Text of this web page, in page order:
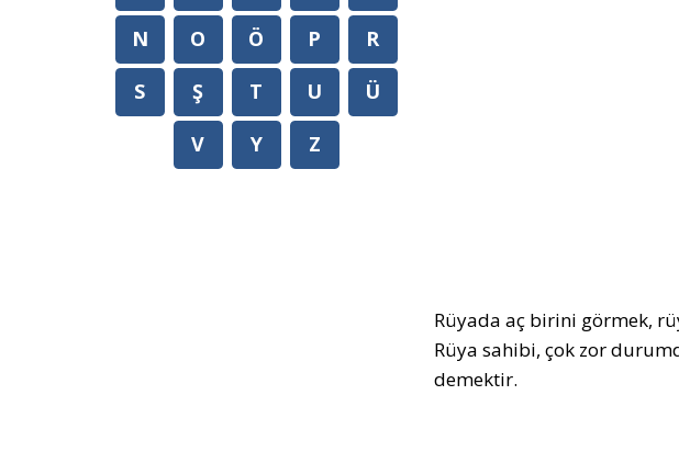
Rüyada aç birini görmek,
Rüya sahibi, çok zor
demektir.
N
O Ö P
R
S
Ş T U
Ü
V
Y Z